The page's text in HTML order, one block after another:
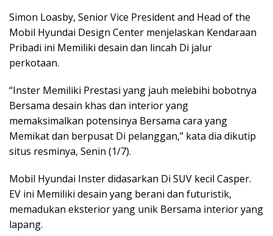
Simon Loasby, Senior Vice President and Head of the
Mobil Hyundai Design Center menjelaskan Kendaraan
Pribadi ini Memiliki desain dan lincah Di jalur
perkotaan.
“Inster Memiliki Prestasi yang jauh melebihi bobotnya
Bersama desain khas dan interior yang
memaksimalkan potensinya Bersama cara yang
Memikat dan berpusat Di pelanggan,” kata dia dikutip
situs resminya, Senin (1/7).
Mobil Hyundai Inster didasarkan Di SUV kecil Casper.
EV ini Memiliki desain yang berani dan futuristik,
memadukan eksterior yang unik Bersama interior yang
lapang.